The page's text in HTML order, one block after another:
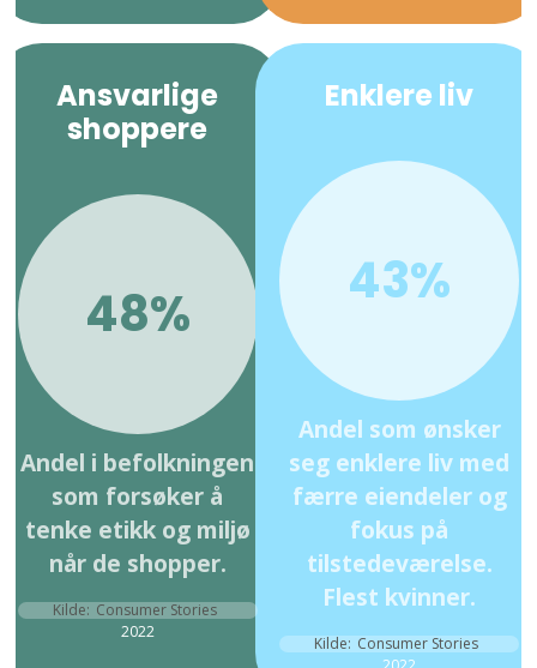
Ansvarlige
shoppere
48%
Andel i befolkningen
som forsøker å
tenke etikk og miljø
når de shopper.
Kilde: Consumer Stories
2022
Enklere liv
43%
Andel som ønsker
seg enklere liv med
færre eiendeler og
fokus på
tilstedeværelse.
Flest kvinner.
Kilde: Consumer Stories